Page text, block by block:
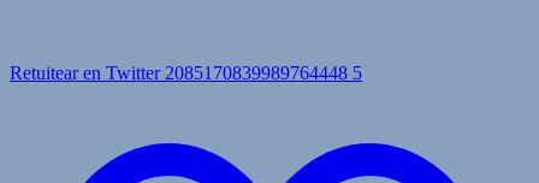
Retuitear en Twitter 2085170839989764448 5